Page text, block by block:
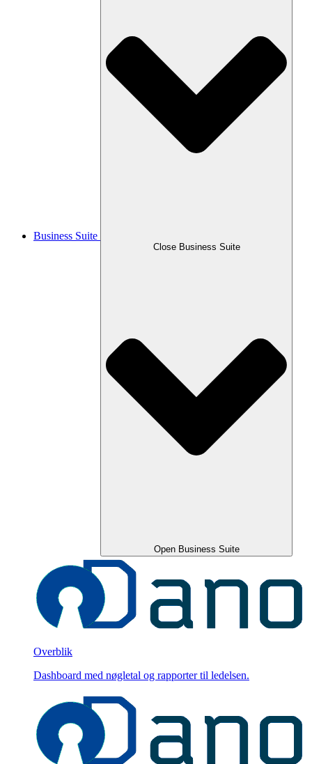
Business Suite
Close Business Suite
Open Business Suite
Overblik
Dashboard med nøgletal og rapporter til ledelsen.